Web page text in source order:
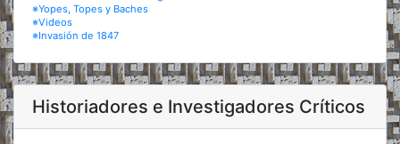
※Yopes, Topes y Baches
※Videos
※Invasión de 1847
Historiadores e Investigadores Críticos